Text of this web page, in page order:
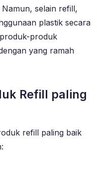
selain refill,
plastik secara
produk
yang ramah
Refill paling
refill paling baik